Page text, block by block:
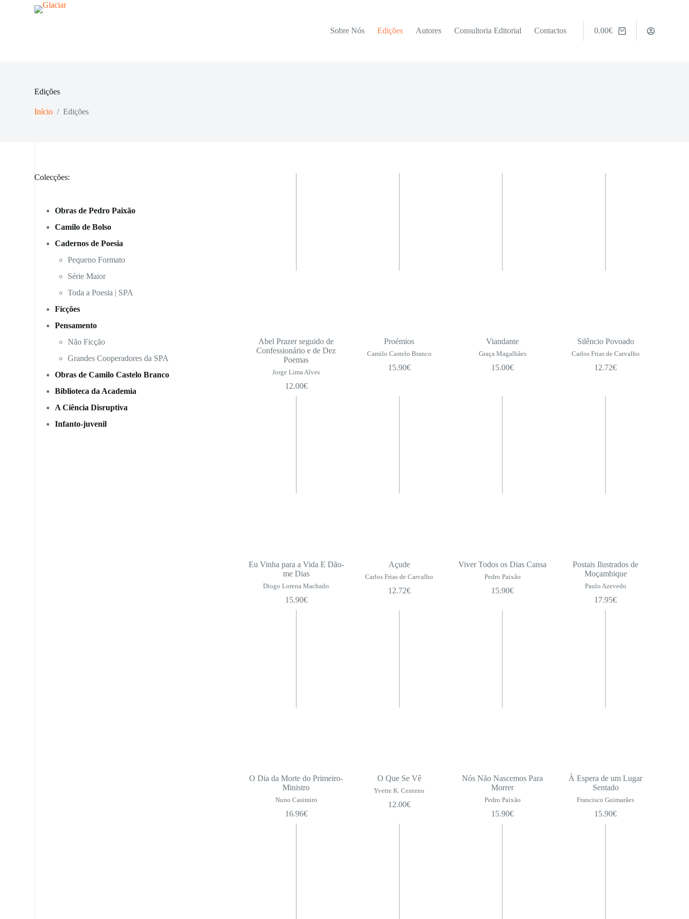
Sobre Nós Edições Autores Consultoria Editorial Contactos
Carrinho
0.00€
Edições
Início / Edições
Abel Prazer seguido de
Confessionário e de Dez
Poemas
Jorge Lima Alves
12.00€
Proémios
Camilo Castelo Branco
15.90€
Viandante
Graça Magalhães
15.00€
Silêncio Povoado
Carlos Frias de Carvalho
12.72€
Eu Vinha para a Vida E Dão-
me Dias
Diogo Lorena Machado
15.90€
Açude
Carlos Frias de Carvalho
12.72€
Viver Todos os Dias Cansa
Pedro Paixão
15.90€
Postais Ilustrados de
Moçambique
Paulo Azevedo
17.95€
O Dia da Morte do Primeiro-
Ministro
Nuno Casimiro
16.96€
O Que Se Vê
Yvette K. Centeno
12.00€
Nós Não Nascemos Para
Morrer
Pedro Paixão
15.90€
À Espera de um Lugar
Sentado
Francisco Guimarães
15.90€
Colecções:
Obras de Pedro Paixão
Camilo de Bolso
Cadernos de Poesia
Pequeno Formato
Série Maior
Toda a Poesia | SPA
Ficções
Pensamento
Não Ficção
Grandes Cooperadores da SPA
Obras de Camilo Castelo Branco
Biblioteca da Academia
A Ciência Disruptiva
Infanto-juvenil